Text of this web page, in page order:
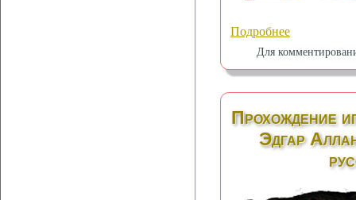
Подробнее
Для
Прохождение
Эдгар